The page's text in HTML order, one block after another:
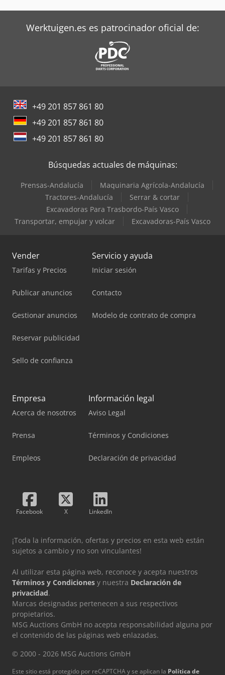
Terberg Tractor
Trane Aires Acondicionados
Zeppelin Silos
Werktuigen.es es patrocinador oficial de:
+49 201 857 861 80
+49 201 857 861 80
+49 201 857 861 80
Búsquedas actuales de máquinas:
Prensas-Andalucía
Maquinaria Agrícola-Andalucía
Tractores-Andalucía
Serrar & cortar
Excavadoras Para Trasbordo-País Vasco
Transportar, empujar y volcar
Excavadoras-País Vasco
Vender
Tarifas y Precios
Publicar anuncios
Gestionar anuncios
Reservar publicidad
Sello de confianza
Servicio y ayuda
Iniciar sesión
Contacto
Modelo de contrato de compra
Empresa
Acerca de nosotros
Prensa
Empleos
Información legal
Aviso Legal
Términos y Condiciones
Declaración de privacidad
Facebook X LinkedIn
¡Toda la información, ofertas y precios en esta web están
sujetos a cambio y no son vinculantes!
Al utilizar esta página web, reconoce y acepta nuestros
Términos y Condiciones y nuestra Declaración de
privacidad.
Marcas designadas pertenecen a sus respectivos
propietarios.
MSG Auctions GmbH no acepta responsabilidad alguna por
el contenido de las páginas web enlazadas.
© 2000 - 2026 MSG Auctions GmbH
Este sitio está protegido por reCAPTCHA y se aplican la Política de